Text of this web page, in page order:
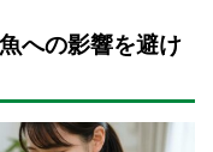
への影響を避け